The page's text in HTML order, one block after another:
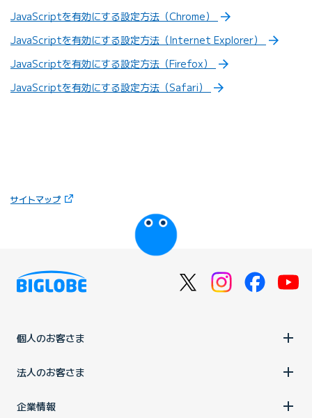
JavaScriptを有効にする設定方法（Chrome）
JavaScriptを有効にする設定方法（Internet Explorer）
JavaScriptを有効にする設定方法（Firefox）
JavaScriptを有効にする設定方法（Safari）
サイトマップ（新しいタブで開きます）
びっぷるのページ
個人のお客さま
法人のお客さま
企業情報